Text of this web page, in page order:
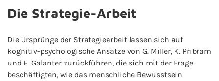
Die Strategie-Arbeit
Die Ursprünge der Strategiearbeit lassen sich auf
kognitiv-psychologische Ansätze von G. Miller, K. Pribram
und E. Galanter zurückführen, die sich mit der Frage
beschäftigten, wie das menschliche Bewusstsein